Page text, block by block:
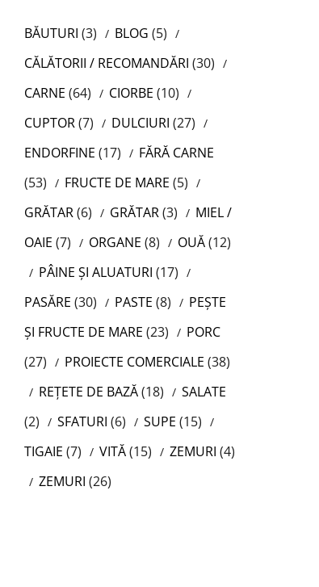
BĂUTURI (3) BLOG (5)
CĂLĂTORII / RECOMANDĂRI (30)
CARNE (64) CIORBE (10)
CUPTOR(7) DULCIURI (27)
ENDORFINE (17)
FĂRĂ CARNE
(53)
FRUCTE DE MARE (5)
GRĂTAR(6) GRĂTAR(3)
MIEL /
OAIE (7) ORGANE (8) OUĂ(12)
PÂINE ȘI ALUATURI (17)
PASĂRE (30) PASTE (8)
PEȘTE
ȘI FRUCTE DE MARE (23)
PORC
(27)
PROIECTE COMERCIALE (38)
REȚETE DE BAZĂ(18)
SALATE
(2)
SFATURI (6) SUPE (15)
TIGAIE (7) VITĂ(15) ZEMURI (4)
ZEMURI (26)